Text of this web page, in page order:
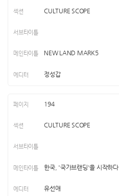
CULTURE SCOPE
NEW LAND MARK5
정성갑
194
CULTURE SCOPE
한국, '국가브랜딩'을 시작하다
유선애